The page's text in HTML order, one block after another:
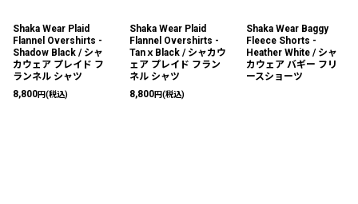
Shaka Wear Plaid
Flannel Overshirts -
Shadow Black / シャ
カウェア プレイド フ
ランネル シャツ
8,800円(税込)
Shaka Wear Plaid
Flannel Overshirts -
TanｘBlack / シャカウ
ェア プレイド フラン
ネル シャツ
8,800円(税込)
Shaka Wear Baggy
Fleece Shorts -
Heather White / シャ
カウェア バギー フリ
ースショーツ